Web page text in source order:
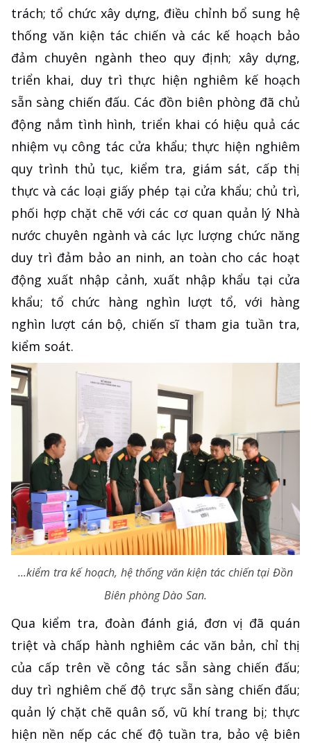
trách; tổ chức xây dựng, điều chỉnh bổ sung hệ
thống văn kiện tác chiến và các kế hoạch bảo
đảm chuyên ngành theo quy định; xây dựng,
triển khai, duy trì thực hiện nghiêm kế hoạch
sẵn sàng chiến đấu. Các đồn biên phòng đã chủ
động nắm tình hình, triển khai có hiệu quả các
nhiệm vụ công tác cửa khẩu; thực hiện nghiêm
quy trình thủ tục, kiểm tra, giám sát, cấp thị
thực và các loại giấy phép tại cửa khẩu; chủ trì,
phối hợp chặt chẽ với các cơ quan quản lý Nhà
nước chuyên ngành và các lực lượng chức năng
duy trì đảm bảo an ninh, an toàn cho các hoạt
động xuất nhập cảnh, xuất nhập khẩu tại cửa
khẩu; tổ chức hàng nghìn lượt tổ, với hàng
nghìn lượt cán bộ, chiến sĩ tham gia tuần tra,
kiểm soát.
...kiểm tra kế hoạch, hệ thống văn kiện tác chiến tại Đồn
Biên phòng Dào San.
Qua kiểm tra, đoàn đánh giá, đơn vị đã quán
triệt và chấp hành nghiêm các văn bản, chỉ thị
của cấp trên về công tác sẵn sàng chiến đấu;
duy trì nghiêm chế độ trực sẵn sàng chiến đấu;
quản lý chặt chẽ quân số, vũ khí trang bị; thực
hiện nền nếp các chế độ tuần tra, bảo vệ biên